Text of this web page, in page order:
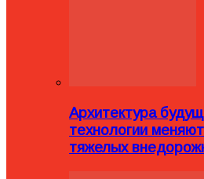
Архитектура
технологии
тяжелых